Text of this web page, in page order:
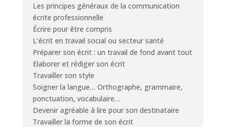
Les principes généraux de la communication
écrite professionnelle
Écrire pour être compris
L’écrit en travail social ou secteur santé
Préparer son écrit : un travail de fond avant tout
Elaborer et rédiger son écrit
Travailler son style
Soigner la langue… Orthographe, grammaire,
ponctuation, vocabulaire…
Devenir agréable à lire pour son destinataire
Travailler la forme de son écrit